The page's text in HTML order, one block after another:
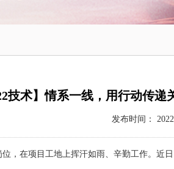
技术】情系一线，用行动传
发布时间：
在项目工地上挥汗如雨、辛勤工作。近